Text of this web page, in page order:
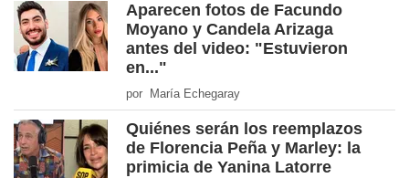
Aparecen fotos de Facundo
Moyano y Candela Arizaga
antes del video: "Estuvieron
en..."
por María Echegaray
Quiénes serán los reemplazos
de Florencia Peña y Marley: la
primicia de Yanina Latorre